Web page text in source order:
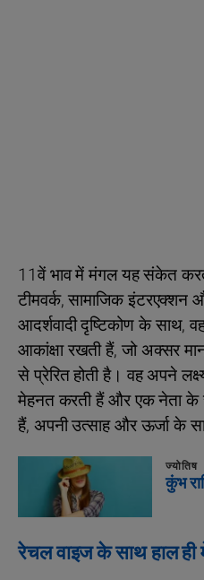
11वें भाव में मंगल यह संकेत
टीमवर्क, सामाजिक इंटरएक्शन
आदर्शवादी दृष्टिकोण के साथ,
आकांक्षा रखती हैं, जो अक्सर
से प्रेरित होती है। वह अपने
मेहनत करती हैं और एक नेता के
हैं, अपनी उत्साह और ऊर्जा के
ज्योतिष
कुंभ
रेचल वाइज के साथ हाल ही